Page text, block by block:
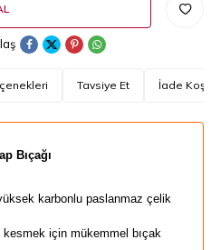
Tavsiye Et İade
Bıçağı
karbonlu paslanmaz çelik
için mükemmel bıçak